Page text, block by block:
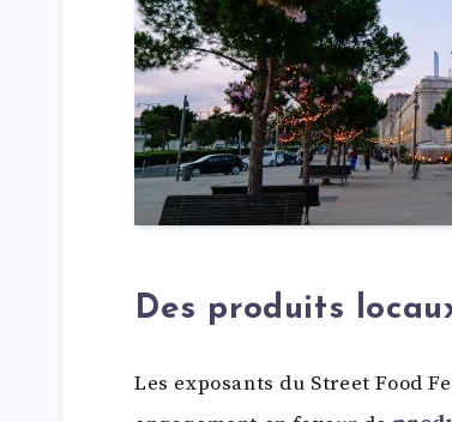
Des produits
Les exposants du Street Food